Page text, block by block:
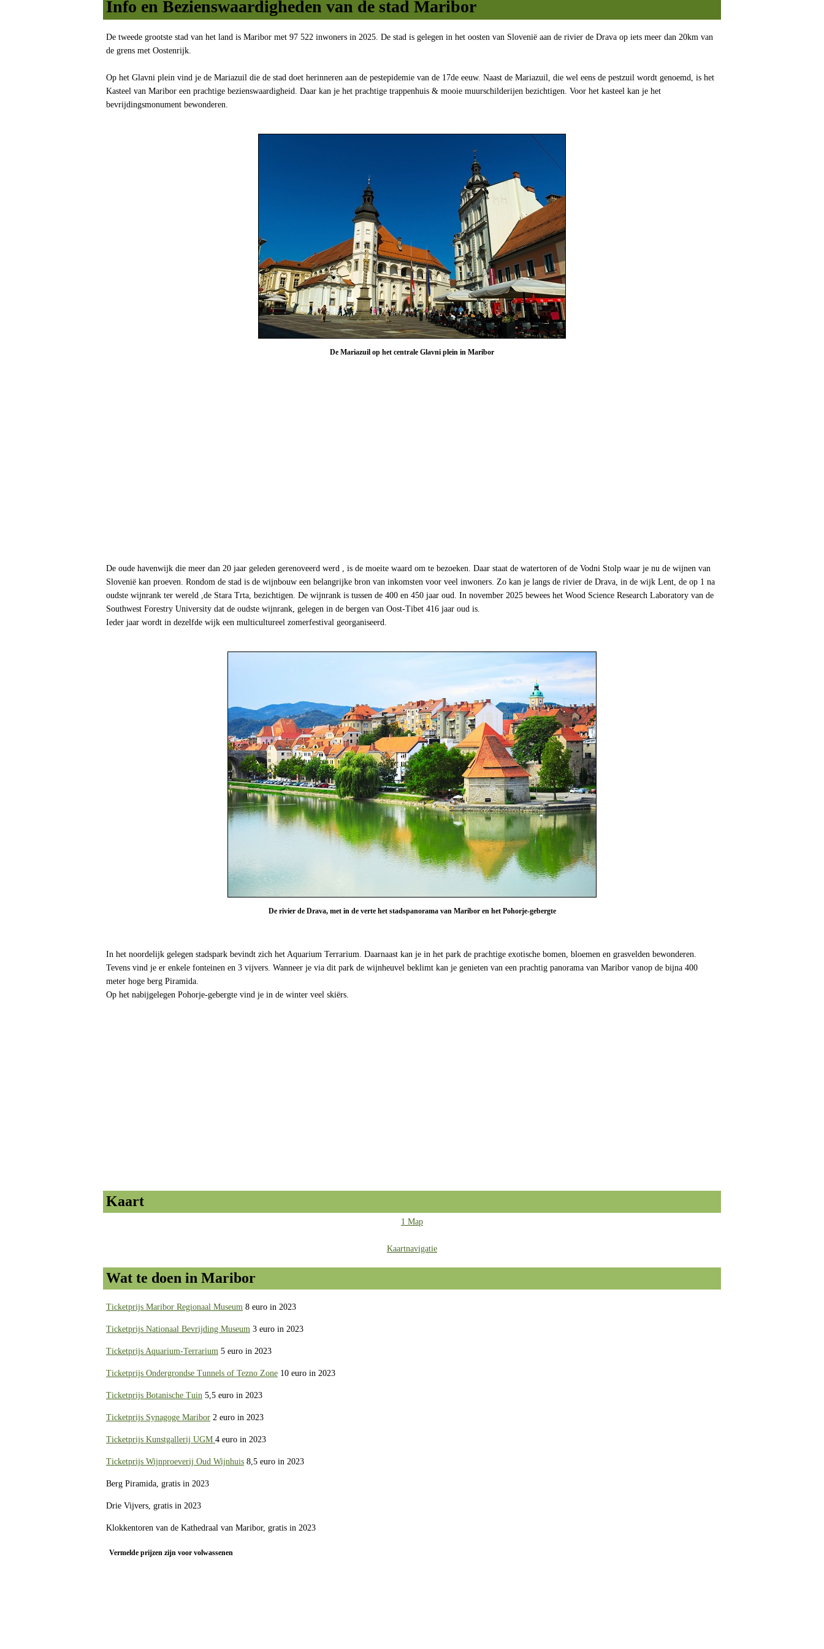
Info en Bezienswaardigheden van de stad Maribor
De tweede grootste stad van het land is Maribor met 97 522 inwoners in 2025. De stad is gelegen in het oosten van Slovenië aan de rivier de Drava op iets meer dan 20km van
de grens met Oostenrijk.
Op het Glavni plein vind je de Mariazuil die de stad doet herinneren aan de pestepidemie van de 17de eeuw. Naast de Mariazuil, die wel eens de pestzuil wordt genoemd, is het
Kasteel van Maribor een prachtige bezienswaardigheid. Daar kan je het prachtige trappenhuis & mooie muurschilderijen bezichtigen. Voor het kasteel kan je het
bevrijdingsmonument bewonderen.
De Mariazuil op het centrale Glavni plein in Maribor
De oude havenwijk die meer dan 20 jaar geleden gerenoveerd werd , is de moeite waard om te bezoeken. Daar staat de watertoren of de Vodni Stolp waar je nu de wijnen van
Slovenië kan proeven. Rondom de stad is de wijnbouw een belangrijke bron van inkomsten voor veel inwoners. Zo kan je langs de rivier de Drava, in de wijk Lent, de op 1 na
oudste wijnrank ter wereld ,de Stara Trta, bezichtigen. De wijnrank is tussen de 400 en 450 jaar oud. In november 2025 bewees het Wood Science Research Laboratory van de
Southwest Forestry University dat de oudste wijnrank, gelegen in de bergen van Oost-Tibet 416 jaar oud is.
Ieder jaar wordt in dezelfde wijk een multicultureel zomerfestival georganiseerd.
De rivier de Drava, met in de verte het stadspanorama van Maribor en het Pohorje-gebergte
In het noordelijk gelegen stadspark bevindt zich het Aquarium Terrarium. Daarnaast kan je in het park de prachtige exotische bomen, bloemen en grasvelden bewonderen.
Tevens vind je er enkele fonteinen en 3 vijvers. Wanneer je via dit park de wijnheuvel beklimt kan je genieten van een prachtig panorama van Maribor vanop de bijna 400
meter hoge berg Piramida.
Op het nabijgelegen Pohorje-gebergte vind je in de winter veel skiërs.
Kaart
1 Map
Kaartnavigatie
Wat te doen in Maribor
Ticketprijs Maribor Regionaal Museum 8 euro in 2023
Ticketprijs Nationaal Bevrijding Museum 3 euro in 2023
Ticketprijs Aquarium-Terrarium 5 euro in 2023
Ticketprijs Ondergrondse Tunnels of Tezno Zone 10 euro in 2023
Ticketprijs Botanische Tuin 5,5 euro in 2023
Ticketprijs Synagoge Maribor 2 euro in 2023
Ticketprijs Kunstgallerij UGM 4 euro in 2023
Ticketprijs Wijnproeverij Oud Wijnhuis 8,5 euro in 2023
Berg Piramida, gratis in 2023
Drie Vijvers, gratis in 2023
Klokkentoren van de Kathedraal van Maribor, gratis in 2023
Vermelde prijzen zijn voor volwassenen